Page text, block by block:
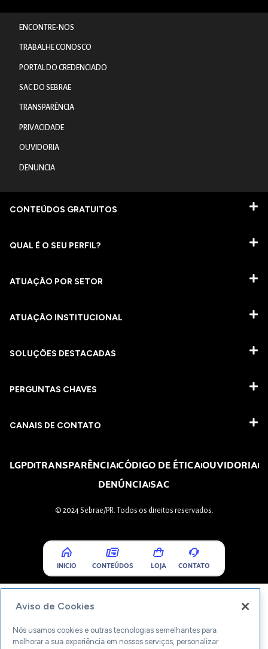
ENCONTRE-NOS
TRABALHE CONOSCO
PORTAL DO CREDENCIADO
SAC DO SEBRAE
TRANSPARÊNCIA
PRIVACIDADE
OUVIDORIA
DENUNCIA
CONTEÚDOS GRATUITOS
QUAL É O SEU PERFIL?
ATUAÇÃO POR SETOR
ATUAÇÃO INSTITUCIONAL
SOLUÇÕES DESTACADAS
PERGUNTAS CHAVES​
CANAIS DE CONTATO
LGPDTRANSPARÊNCIACÓDIGO DE ÉTICAOUVIDORIA
DENÚNCIASAC
© 2024 Sebrae/PR. Todos os direitos reservados.
INICIO CONTEÚDOS LOJA CONTATO
Aviso de Cookies
Nós usamos cookies e outras tecnologias semelhantes para
melhorar a sua experiência em nossos serviços, personalizar